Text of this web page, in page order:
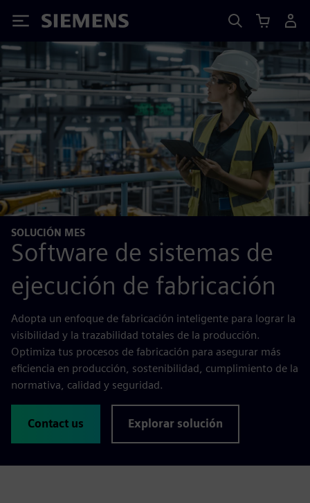
Siemens
SOLUCIÓN MES
Software de sistemas de
ejecución de fabricación
Adopta un enfoque de fabricación inteligente para lograr la
visibilidad y la trazabilidad totales de la producción.
Optimiza tus procesos de fabricación para asegurar más
eficiencia en producción, sostenibilidad, cumplimiento de la
normativa, calidad y seguridad.
Contact us Explorar solución